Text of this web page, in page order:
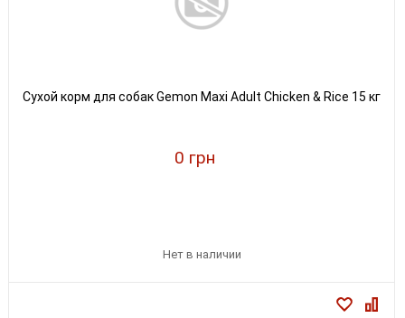
Сухой корм для собак Gemon Maxi Adult Chicken & Rice 15 кг
0 грн
Нет в наличии